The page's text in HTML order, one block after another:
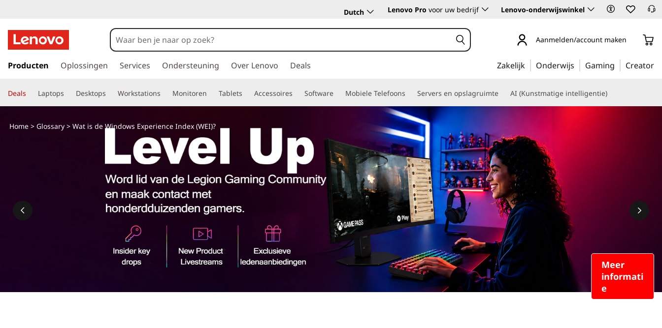
a
Dutch Lenovo Pro voor uw bedrijf Lenovo-onderwijswinkel
a
a
r
e
Aanmelden/account maken
Producten Oplossingen Services Ondersteuning Over Lenovo Deals Zakelijk Onderwijs Gaming Creator
Deals Laptops Desktops Workstations Monitoren Tablets Accessoires Software Mobiele Telefoons Servers en opslagruimte AI (Kunstmatige intelligentie)
Meer
informati
e
Home> Glossary> Wat is de Windows Experience Index (WEI)?